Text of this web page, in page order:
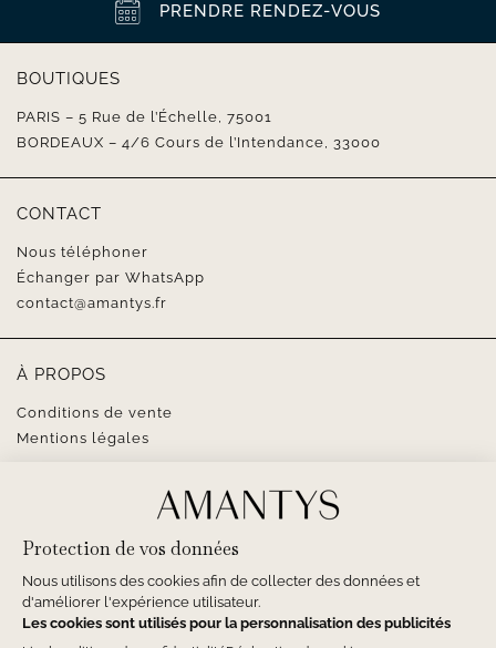
PRENDRE RENDEZ-VOUS
BOUTIQUES
PARIS – 5 Rue de l’Échelle, 75001
BORDEAUX – 4/6 Cours de l’Intendance, 33000
CONTACT
Nous téléphoner
Échanger par WhatsApp
contact@amantys.fr
À PROPOS
Conditions de vente
Mentions légales